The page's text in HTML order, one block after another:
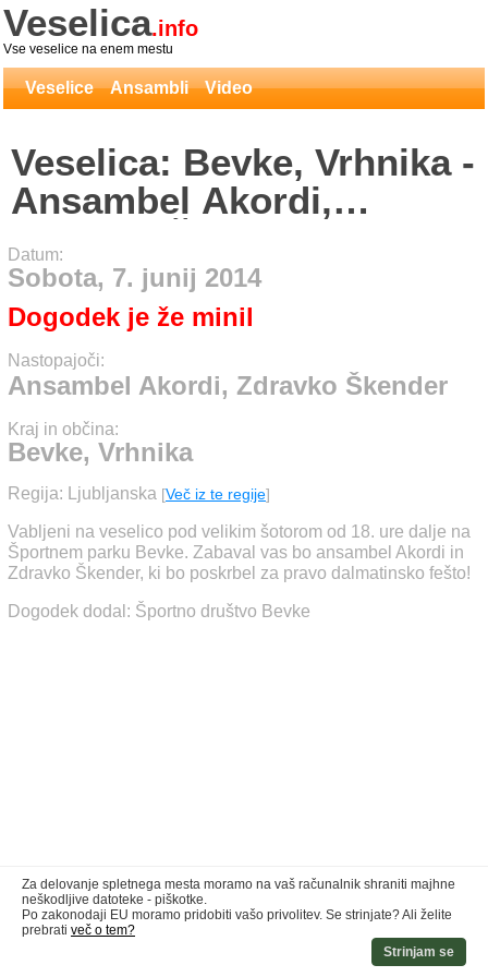
Veselica.info
Vse veselice na enem mestu
Veselice Ansambli Video
Veselica: Bevke, Vrhnika -
Ansambel Akordi,
Zdravko Škender
Datum:
Sobota, 7. junij 2014
Dogodek je že minil
Nastopajoči:
Ansambel Akordi, Zdravko Škender
Kraj in občina:
Bevke, Vrhnika
Regija: Ljubljanska [Več iz te regije]
Vabljeni na veselico pod velikim šotorom od 18. ure dalje na
Športnem parku Bevke. Zabaval vas bo ansambel Akordi in
Zdravko Škender, ki bo poskrbel za pravo dalmatinsko fešto!
Dogodek dodal: Športno društvo Bevke
Za delovanje spletnega mesta moramo na vaš računalnik shraniti majhne
neškodljive datoteke - piškotke.
Po zakonodaji EU moramo pridobiti vašo privolitev. Se strinjate? Ali želite
prebrati več o tem?
Strinjam se